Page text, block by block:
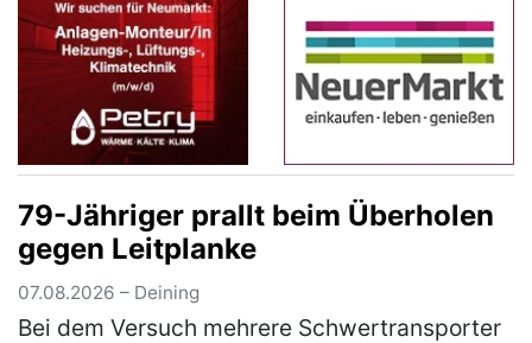
79-Jähriger prallt beim Überholen
gegen Leitplanke
07.08.2026 – Deining
Bei dem Versuch mehrere Schwertransporter